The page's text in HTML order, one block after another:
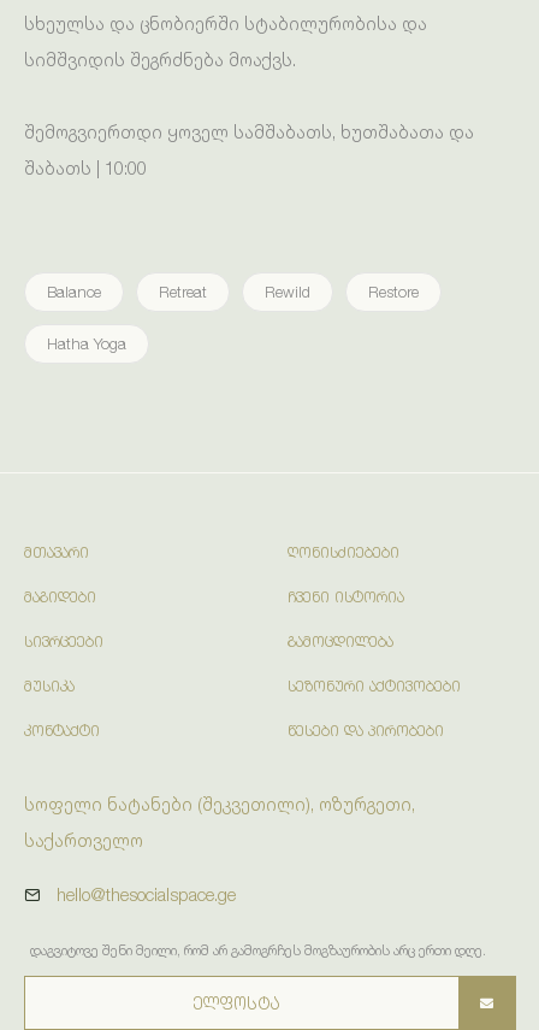
სხეულსა და ცნობიერში სტაბილურობისა და
სიმშვიდის შეგრძნება მოაქვს.
შემოგვიერთდი ყოველ სამშაბათს, ხუთშაბათა და
შაბათს | 10:00
Balance Retreat Rewild Restore
Hatha Yoga
ᲛᲗᲐᲕᲐᲠᲘ ᲦᲝᲜᲘᲡᲫᲘᲔᲑᲔᲑᲘ
ᲛᲐᲒᲘᲓᲔᲑᲘ ᲩᲕᲔᲜᲘ ᲘᲡᲢᲝᲠᲘᲐ
ᲡᲘᲕᲠᲪᲔᲔᲑᲘ ᲒᲐᲛᲝᲪᲓᲘᲚᲔᲑᲐ
ᲛᲣᲡᲘᲙᲐ ᲡᲔᲖᲝᲜᲣᲠᲘ ᲐᲥᲢᲘᲕᲝᲑᲔᲑᲘ
ᲙᲝᲜᲢᲐᲥᲢᲘ ᲬᲔᲡᲔᲑᲘ ᲓᲐ ᲞᲘᲠᲝᲑᲔᲑᲘ
სოფელი ნატანები (შეკვეთილი), ოზურგეთი,
საქართველო
hello@thesocialspace.ge
დაგვიტოვე შენი მეილი, რომ არ გამოგრჩეს მოგზაურობის არც ერთი დღე.